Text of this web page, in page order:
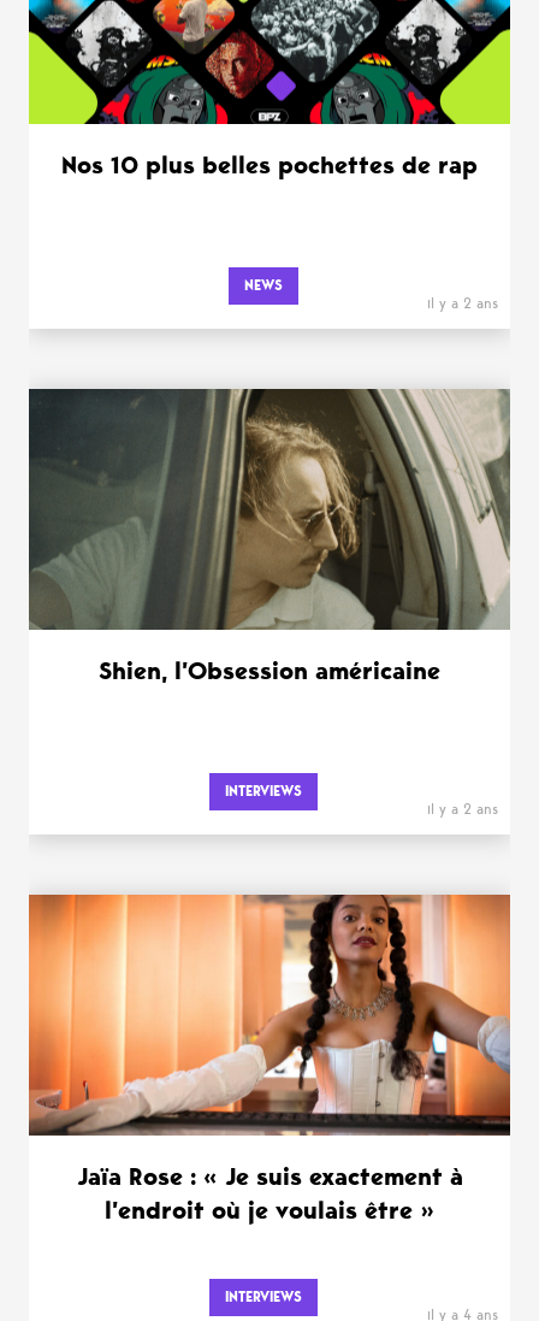
Nos 10 plus belles pochettes de rap
NEWS
il y a 2 ans
Shien, l’Obsession américaine
INTERVIEWS
il y a 2 ans
Jaïa Rose : « Je suis exactement à
l’endroit où je voulais être »
INTERVIEWS
il y a 4 ans